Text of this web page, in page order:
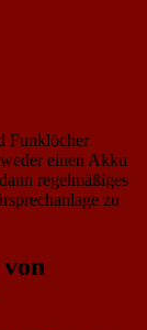
Funklöcher
einen Akku
regelmäßiges
zu